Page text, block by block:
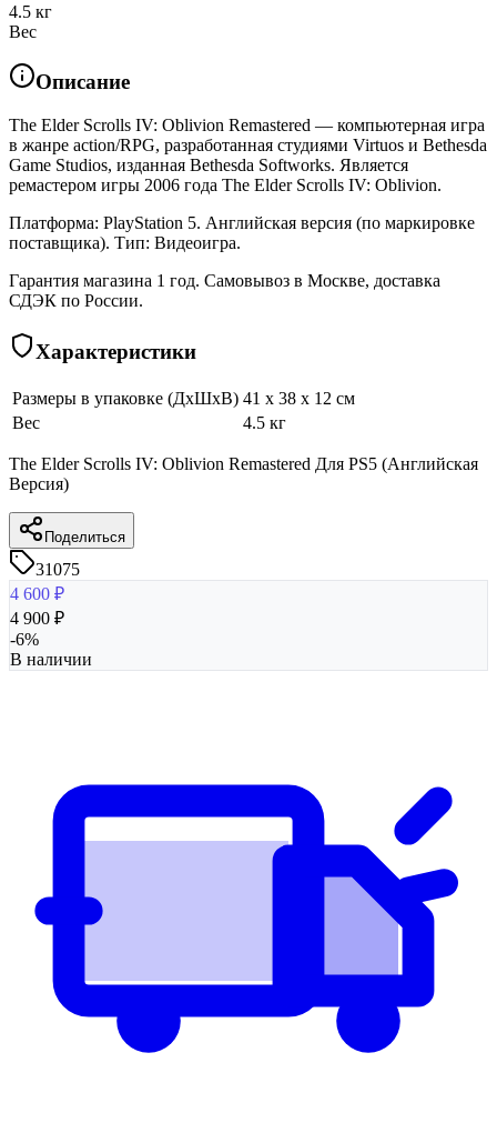
4.5 кг
Вес
Описание
The Elder Scrolls IV: Oblivion Remastered — компьютерная игра
в жанре action/RPG, разработанная студиями Virtuos и Bethesda
Game Studios, изданная Bethesda Softworks. Является
ремастером игры 2006 года The Elder Scrolls IV: Oblivion.
Платформа: PlayStation 5. Английская версия (по маркировке
поставщика). Тип: Видеоигра.
Гарантия магазина 1 год. Самовывоз в Москве, доставка
СДЭК по России.
Характеристики
Размеры в упаковке (ДхШхВ) 41 x 38 x 12 см
Вес
4.5 кг
The Elder Scrolls IV: Oblivion Remastered Для PS5 (Английская
Версия)
Поделиться
31075
4 600 ₽
4 900 ₽
-6%
В наличии